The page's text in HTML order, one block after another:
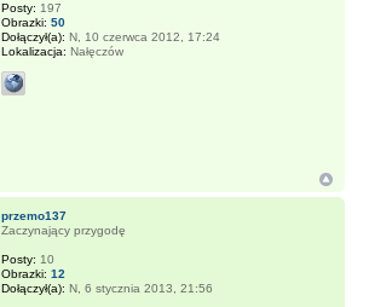
Posty: 197
Obrazki: 50
Dołączył(a): N, 10 czerwca 2012, 17:24
Lokalizacja: Nałęczów
przemo137
Zaczynający przygodę
Posty: 10
Obrazki: 12
Dołączył(a): N, 6 stycznia 2013, 21:56